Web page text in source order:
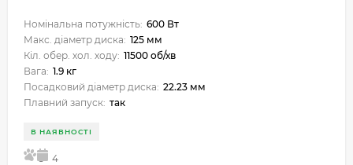
Номінальна потужність: 600 Вт
Макс. діаметр диска: 125 мм
Кіл. обер. хол. ходу: 11500 об/хв
Вага: 1.9 кг
Посадковий діаметр диска: 22.23 мм
Плавний запуск: так
В НАЯВНОСТІ
5 4